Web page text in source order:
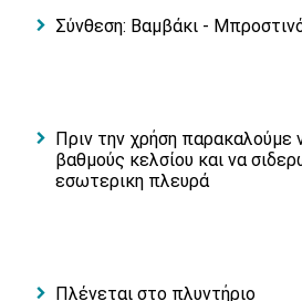
Σύνθεση: Βαμβάκι -
Πριν την χρήση παρακαλούμε
βαθμούς κελσίου και να
εσωτερικη πλευρά
Πλένεται στο πλυντήριο